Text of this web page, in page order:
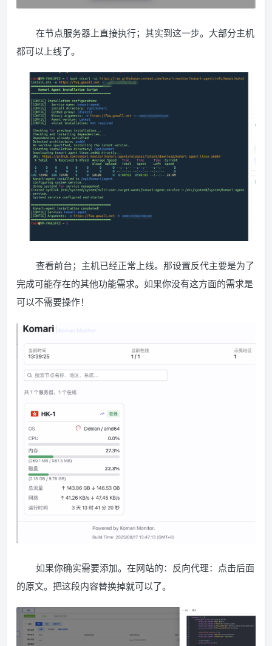
在节点服务器上直接执行；其实到这一步。大部分主机
都可以上线了。
查看前台；主机已经正常上线。那设置反代主要是为了
完成可能存在的其他功能需求。如果你没有这方面的需求是
可以不需要操作！
如果你确实需要添加。在网站的：反向代理：点击后面
的原文。把这段内容替换掉就可以了。